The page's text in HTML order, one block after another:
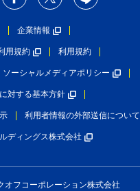
企業情報
用規約 利用規約
ソーシャルメディアポリシー
対する基本方針
利用者情報の外部送信について
ディングス株式会社
オフコーポレーション株式会社